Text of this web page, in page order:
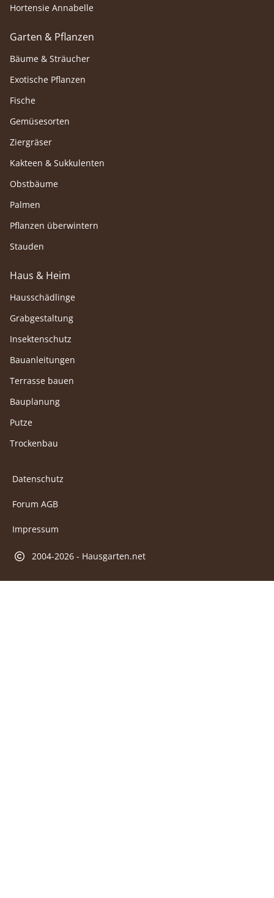
Hortensie Annabelle
Garten & Pflanzen
Bäume & Sträucher
Exotische Pflanzen
Fische
Gemüsesorten
Ziergräser
Kakteen & Sukkulenten
Obstbäume
Palmen
Pflanzen überwintern
Stauden
Haus & Heim
Hausschädlinge
Grabgestaltung
Insektenschutz
Bauanleitungen
Terrasse bauen
Bauplanung
Putze
Trockenbau
Datenschutz
Forum AGB
Impressum
2004-2026 - Hausgarten.net